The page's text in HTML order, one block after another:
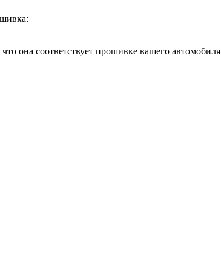
она соответствует прошивке вашего автомобиля